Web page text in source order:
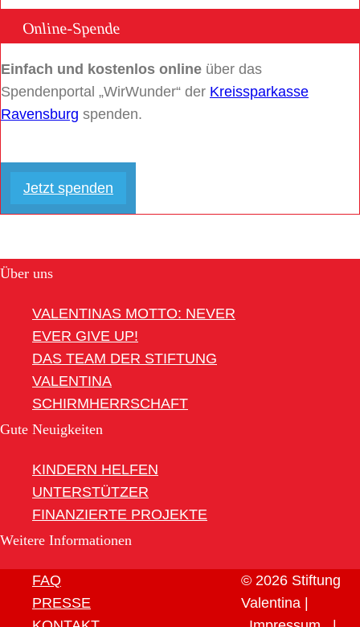
Online-Spende
Einfach und kostenlos online über das
Spendenportal „WirWunder“ der Kreissparkasse
Ravensburg spenden.
Jetzt spenden
Über uns
VALENTINAS MOTTO: NEVER
EVER GIVE UP!
DAS TEAM DER STIFTUNG
VALENTINA
SCHIRMHERRSCHAFT
Gute Neuigkeiten
KINDERN HELFEN
UNTERSTÜTZER
FINANZIERTE PROJEKTE
Weitere Informationen
FAQ
PRESSE
© 2026 Stiftung
Valentina |